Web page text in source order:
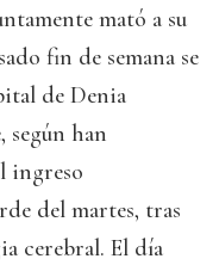
mató a su
fin de semana se
de Denia
según han
ingreso
del martes, tras
cerebral. El día